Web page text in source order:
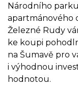
Národního
apartmánového
Železné Rudy
ke koupi
na Šumavě pro
i výhodnou
hodnotou.